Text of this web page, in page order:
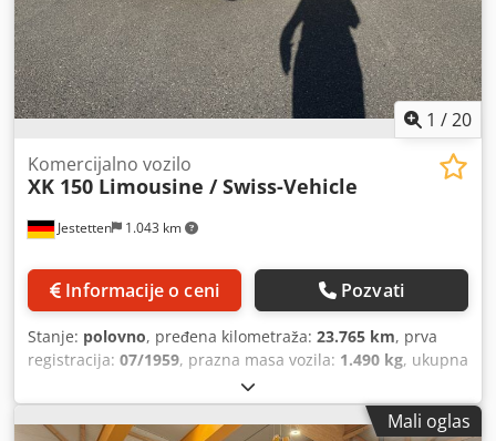
1 /20
Jestetten 1.043 km
Komercijalno vozilo
XK 150 Limousine / Swiss-Vehicle
Informacije o ceni Pozvati
Stanje: polovno, pređena kilometraža: 23.765 km, prva
registracija: 07/1959, prazna masa vozila: 1.490 kg, ukupna
, tip prenosa:
benzin, maksimalna nosivost:225 kg, sledeća inspekcija
(TÜV):06/2021, broj sedišta:4, radna težina:1.715 kgMali oglas